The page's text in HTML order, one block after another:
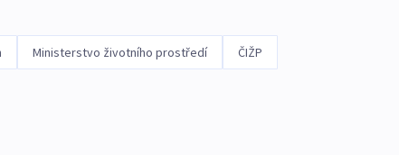
Ministerstvo životního prostředí ČIŽP